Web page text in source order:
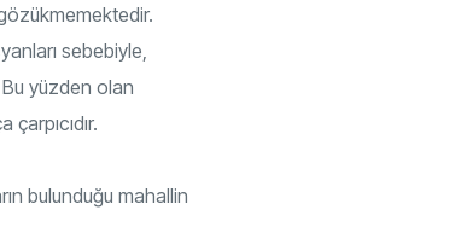
sebebiyle,
yüzden olan
bulunduğu mahallin